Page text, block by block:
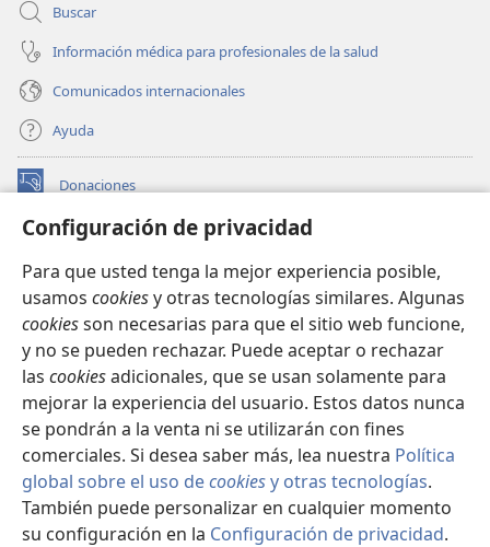
Configuración de privacidad
Para que usted tenga la mejor experiencia posible,
usamos cookiesy otras tecnologías similares. Algunas
cookiesson necesarias para que el sitio web funcione,
y no se pueden rechazar. Puede aceptar o rechazar
las cookiesadicionales, que se usan solamente para
mejorar la experiencia del usuario. Estos datos nunca
se pondrán a la venta ni se utilizarán con fines
comerciales. Si desea saber más, lea nuestra Política
global sobre el uso decookiesy otras tecnologías.
También puede personalizar en cualquier momento
su configuración en la Configuración de privacidad.
Buscar
Información médica para profesionales de la salud
Comunicados internacionales
Ayuda
Donaciones
(abre
una
nueva BIBLIOTECA EN LÍNEA Watchtower™
una
nueva
ventana)
JW Hub
(abre
una
nueva
ventana)
JW Library
Watchtower Library
Copyright© 2026 Watch Tower Bible and Tract Society of Pennsylvania.
CONDICIONES DE USO|POLÍTICA DE PRIVACIDAD|